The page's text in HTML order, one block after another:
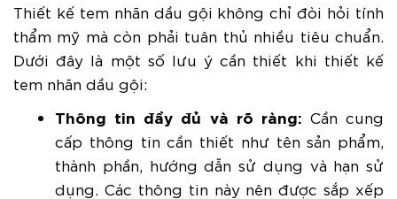
Thiết kế tem nhãn dầu gội không chỉ đòi hỏi tính
thẩm mỹ mà còn phải tuân thủ nhiều tiêu chuẩn.
Dưới đây là một số lưu ý cần thiết khi thiết kế
tem nhãn dầu gội:
Thông tin đầy đủ và rõ ràng: Cần cung
cấp thông tin cần thiết như tên sản phẩm,
thành phần, hướng dẫn sử dụng và hạn sử
dụng. Các thông tin này nên được sắp xếp